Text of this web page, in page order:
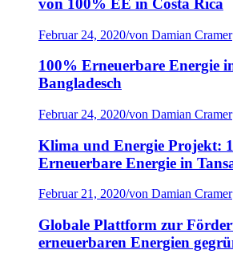
von 100% EE in Costa Rica
Februar 24, 2020/von Damian Cramer
100% Erneuerbare Energie
Bangladesch
Februar 24, 2020/von Damian Cramer
Klima und Energie Projekt:
Erneuerbare Energie in
Februar 21, 2020/von Damian Cramer
Globale Plattform zur
erneuerbaren Energien